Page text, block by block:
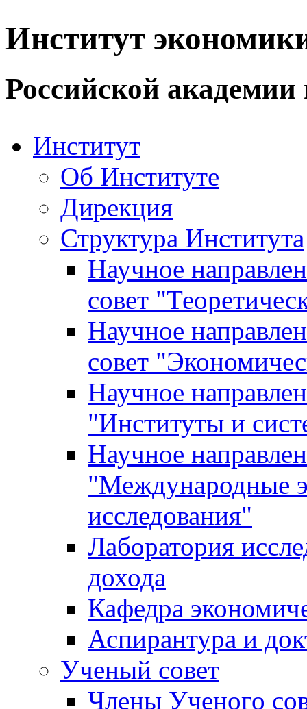
Институт
Российской академии
Институт
Об Институте
Дирекция
Структура Института
Научное
совет
Научное
совет
Научное
"Институты и
Научное
"Международные
исследования"
Лаборатория
дохода
Кафедра
Аспирантура и
Ученый совет
Члены Ученого